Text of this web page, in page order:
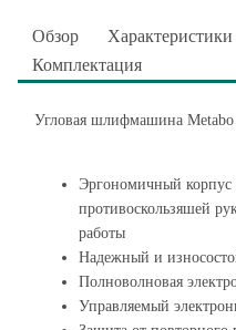
Обзор Характеристики
Комплектация
Угловая шлифмашина
Эргономичный корпус
противоскользяшей
работы
Надежный и
Полноволновая
Управляемый